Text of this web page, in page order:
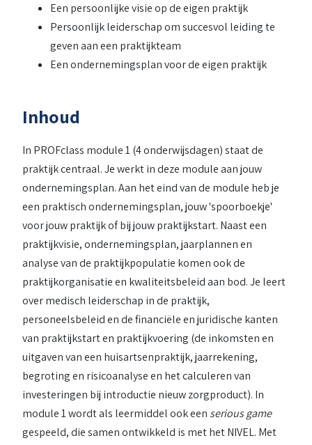
Een persoonlijke visie op de eigen praktijk
Persoonlijk leiderschap om succesvol leiding te
geven aan een praktijkteam
Een ondernemingsplan voor de eigen praktijk
Inhoud
In PROFclass module 1 (4 onderwijsdagen) staat de
praktijk centraal. Je werkt in deze module aan jouw
ondernemingsplan. Aan het eind van de module heb je
een praktisch ondernemingsplan, jouw 'spoorboekje'
voor jouw praktijk of bij jouw praktijkstart. Naast een
praktijkvisie, ondernemingsplan, jaarplannen en
analyse van de praktijkpopulatie komen ook de
praktijkorganisatie en kwaliteitsbeleid aan bod. Je leert
over medisch leiderschap in de praktijk,
personeelsbeleid en de financiële en juridische kanten
van praktijkstart en praktijkvoering (de inkomsten en
uitgaven van een huisartsenpraktijk, jaarrekening,
begroting en risicoanalyse en het calculeren van
investeringen bij introductie nieuw zorgproduct). In
module 1 wordt als leermiddel ook een serious game
gespeeld, die samen ontwikkeld is met het NIVEL. Met